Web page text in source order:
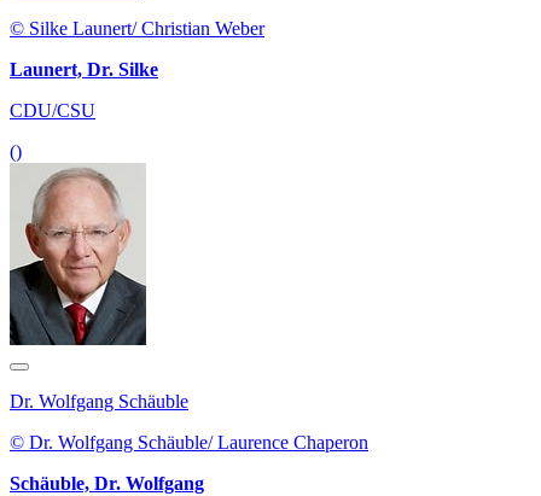
© Silke Launert/ Christian Weber
Launert, Dr. Silke
CDU/CSU
()
Dr. Wolfgang Schäuble
© Dr. Wolfgang Schäuble/ Laurence Chaperon
Schäuble, Dr. Wolfgang